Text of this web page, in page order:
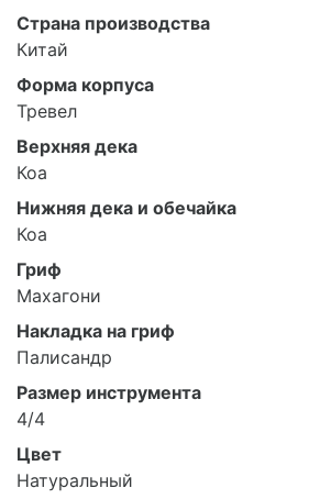
Страна производства
Китай
Форма корпуса
Тревел
Верхняя дека
Коа
Нижняя дека и обечайка
Коа
Гриф
Махагони
Накладка на гриф
Палисандр
Размер инструмента
4/4
Цвет
Натуральный